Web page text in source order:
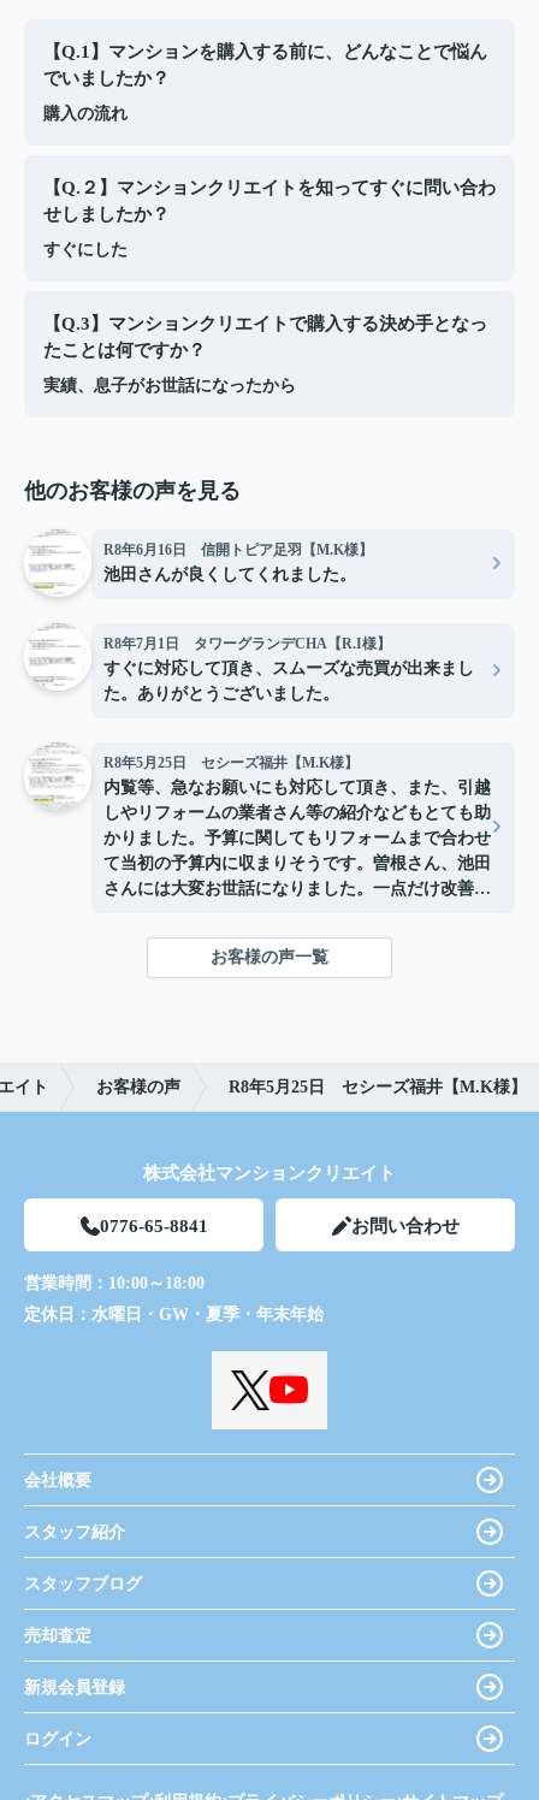
【Q.1】マンションを購入する前に、どんなことで悩ん
でいましたか？
購入の流れ
【Q.２】マンションクリエイトを知ってすぐに問い合わ
せしましたか？
すぐにした
【Q.3】マンションクリエイトで購入する決め手となっ
たことは何ですか？
実績、息子がお世話になったから
他のお客様の声を見る
R8年6月16日 信開トピア足羽【M.K様】
池田さんが良くしてくれました。
R8年7月1日 タワーグランデCHA【R.I様】
すぐに対応して頂き、スムーズな売買が出来まし
た。ありがとうございました。
R8年5月25日 セシーズ福井【M.K様】
内覧等、急なお願いにも対応して頂き、また、引越
しやリフォームの業者さん等の紹介などもとても助
かりました。予算に関してもリフォームまで合わせ
て当初の予算内に収まりそうです。曽根さん、池田
さんには大変お世話になりました。一点だけ改善し
絡頂けるのは良いですが「メールしました」の電話
が欲しかったです。仕事中、メールに気付かないこ
お客様の声一覧
イト お客様の声 R8年5月25日 セシーズ福井【M.K様】
株式会社マンションクリエイト
0776-65-8841 お問い合わせ
営業時間： 10:00～18:00
定休日： 水曜日・GW・夏季・年末年始
会社概要
スタッフ紹介
スタッフブログ
売却査定
新規会員登録
ログイン